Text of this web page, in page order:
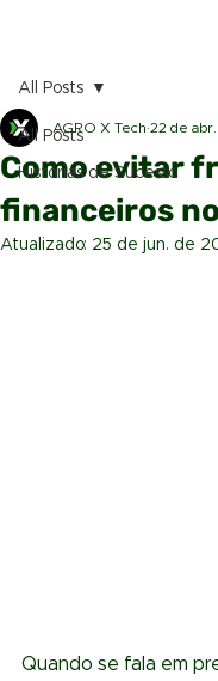
All Posts
Histórias de Sucesso
All Posts
Como evitar
financeiros
AGRO X Tech 22 de
Atualizado: 25 de jun. de
Quando se fala em